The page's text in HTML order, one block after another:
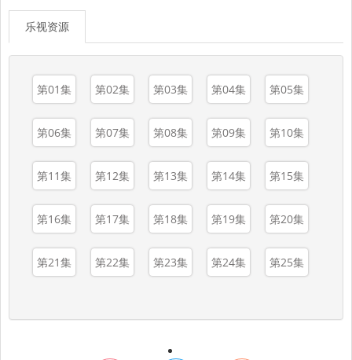
乐视资源
第01集 第02集 第03集 第04集 第05集
第06集 第07集 第08集 第09集 第10集
第11集 第12集 第13集 第14集 第15集
第16集 第17集 第18集 第19集 第20集
第21集 第22集 第23集 第24集 第25集